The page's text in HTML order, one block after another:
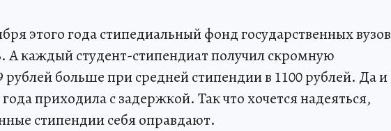
этого года стипедиальный фонд государственных вузов
А каждый студент-стипендиат получил скромную
рублей больше при средней стипендии в 1100 рублей. Да и
года приходила с задержкой. Так что хочется надеяться,
стипендии себя оправдают.